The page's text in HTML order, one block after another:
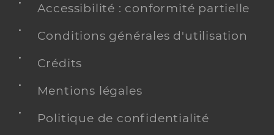
Accessibilité : conformité partielle
Conditions générales d'utilisation
Crédits
Mentions légales
Politique de confidentialité